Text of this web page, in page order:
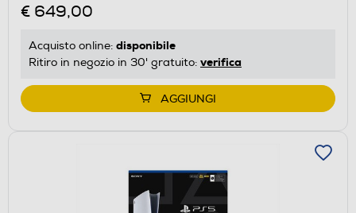
€ 649,00
Acquisto online: disponibile
Ritiro in negozio in 30' gratuito: verifica
AGGIUNGI